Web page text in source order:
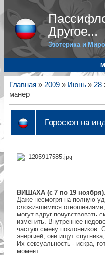
Другое...
Эзотерика и
Главная » 2009 » Июнь » 28
манер
Гороскоп на
ВИШАХА (с 7 по 19 ноября)
Даже несмотря на полную
сложившимися
могут вдруг почувствовать
изменить. Внутреннее
частую смену поклонников.
энергией, они ищут
Их сексуальность - искра,
момент.